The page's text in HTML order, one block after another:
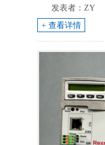
发表者：ZY
+ 查看详情